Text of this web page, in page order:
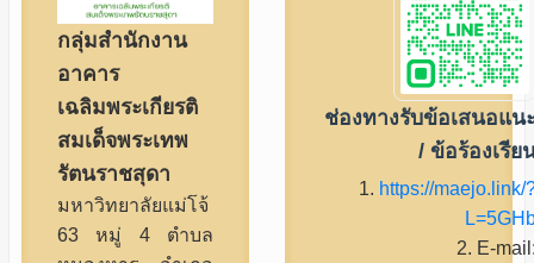
กลุ่มสำนักงาน
อาคาร
เฉลิมพระเกียรติ
สมเด็จพระเทพ
รัตนราชสุดา
มหาวิทยาลัยแม่โจ้
63 หมู่ 4 ตำบล
ช่องทางรับข้อเสนอแน
/ ข้อร้องเรีย
1. https://maejo.link/
2. E-